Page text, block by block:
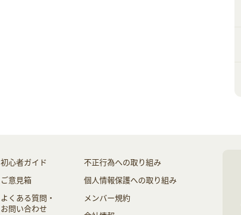
初心者ガイド
ご意見箱
よくある質問・
お問い合わせ
不正行為への取り組み
個人情報保護への取り組み
メンバー規約